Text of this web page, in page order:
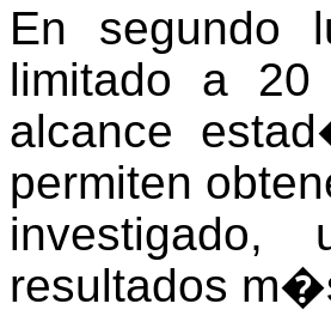
En segundo
limitado a 20
alcance
permiten
resultados